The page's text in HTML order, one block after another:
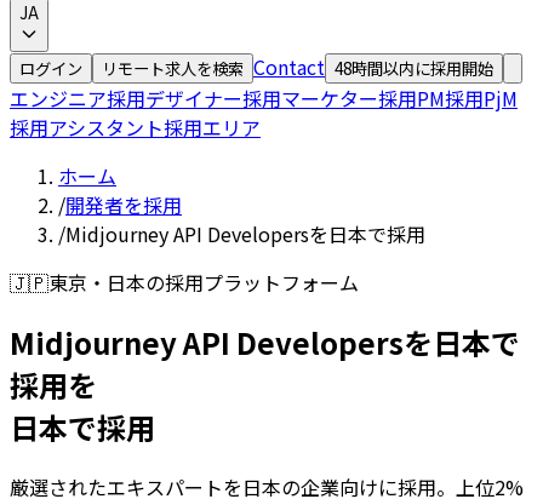
JA
ログイン リモート求人を検索 Contact 48時間以内に採用開始
エンジニア採用デザイナー採用マーケター採用PM採用PjM
採用アシスタント採用エリア
ホーム
/開発者を採用
/Midjourney API Developersを日本で採用
🇯🇵東京・日本の採用プラットフォーム
Midjourney API Developersを日本で
採用を
日本で採用
厳選されたエキスパートを日本の企業向けに採用。上位2%